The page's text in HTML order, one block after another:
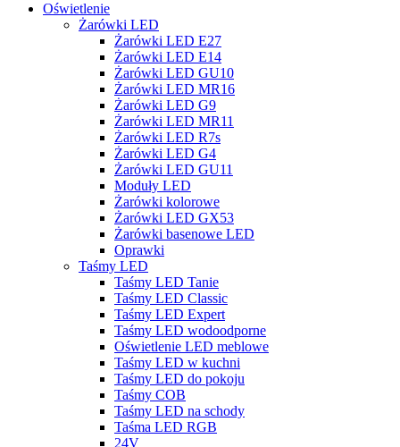
Oświetlenie
Żarówki LED
Żarówki LED E27
Żarówki LED E14
Żarówki LED GU10
Żarówki LED MR16
Żarówki LED G9
Żarówki LED MR11
Żarówki LED R7s
Żarówki LED G4
Żarówki LED GU11
Moduły LED
Żarówki kolorowe
Żarówki LED GX53
Żarówki basenowe LED
Oprawki
Taśmy LED
Taśmy LED Tanie
Taśmy LED Classic
Taśmy LED Expert
Taśmy LED wodoodporne
Oświetlenie LED meblowe
Taśmy LED w kuchni
Taśmy LED do pokoju
Taśmy COB
Taśmy LED na schody
Taśma LED RGB
24V